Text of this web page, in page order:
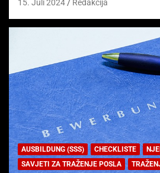
15. Juli 2024 Redakcija
AUSBILDUNG (SSS) CHECKLISTE
SAVJETI ZA TRAŽENJE POSLA